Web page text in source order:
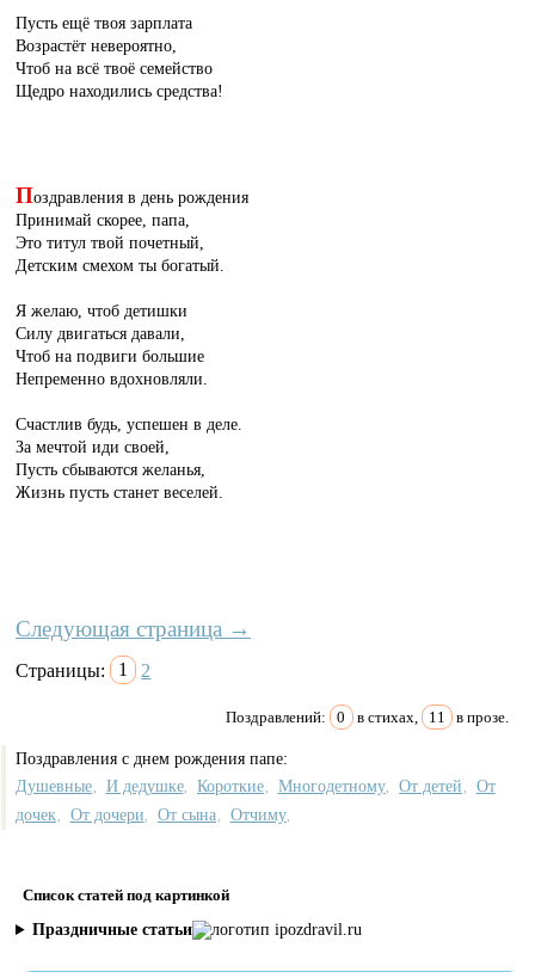
Пусть ещё твоя зарплата
Возрастёт невероятно,
Чтоб на всё твоё семейство
Щедро находились средства!
Поздравления в день рождения
Принимай скорее, папа,
Это титул твой почетный,
Детским смехом ты богатый.
Я желаю, чтоб детишки
Силу двигаться давали,
Чтоб на подвиги большие
Непременно вдохновляли.
Счастлив будь, успешен в деле.
За мечтой иди своей,
Пусть сбываются желанья,
Жизнь пусть станет веселей.
Следующая страница →
Страницы: 1 2
Поздравлений: 0 в стихах, 11 в прозе.
Поздравления с днем рождения папе:
Душевные
И дедушке Короткие Многодетному От детей
От
дочек
От дочери От сына Отчиму
Список статей под картинкой
Праздничные статьи